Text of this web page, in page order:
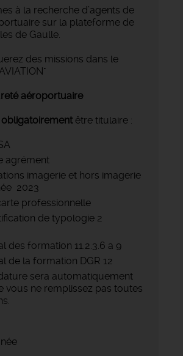
à la recherche d’agents de
sur la plateforme de
de Gaulle.
des missions dans le
aéroportuaire
obligatoirementêtre titulaire :
agrément
imagerie et hors imagerie
2023
professionnelle
de typologie 2
des formation 11.2.3.6 a 9
de la formation DGR 12
sera automatiquement
vous ne remplissez pas toutes